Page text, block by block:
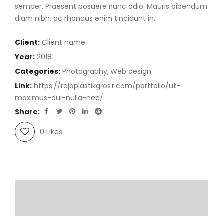
semper. Praesent posuere nunc odio. Mauris bibendum
diam nibh, ac rhoncus enim tincidunt in.
Client: Client name
Year: 2018
Categories: Photography, Web design
Link: https://rajaplastikgrosir.com/portfolio/ut-
maximus-dui-nulla-nec/
Share:
0 Likes